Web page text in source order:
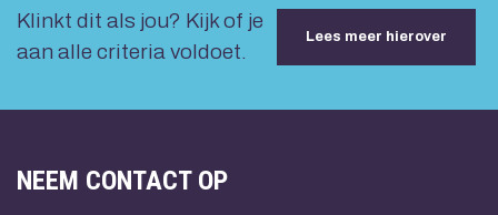
Klinkt dit als jou? Kijk of je
aan alle criteria voldoet.
Lees meer hierover
NEEM CONTACT OP